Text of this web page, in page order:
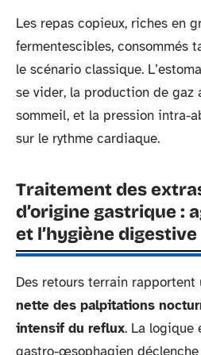
Les repas copieux, riches en
fermentescibles, consommés
le scénario classique.
se vider, la production de gaz
sommeil, et la pression intra-
sur le rythme cardiaque.
Traitement des
d’origine gastrique :
et l’hygiène digestive
Des retours terrain rapportent
nette des palpitations
intensif du reflux. La logique
gastro-œsophagien